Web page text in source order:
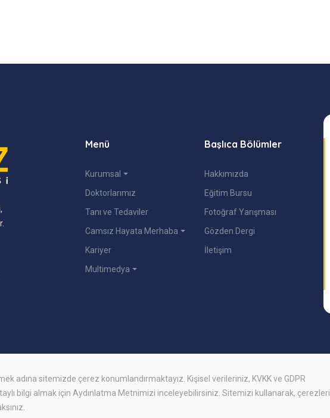
adına sitemizde çerez konumlandırmaktayız. Kişisel verileriniz, KVKK ve GDPR
bilgi almak için Aydınlatma Metnimizi inceleyebilirsiniz. Sitemizi kullanarak, çerezleri
Menü
Kurumsal
Doktorlarımız
Tanı ve Tedaviler
Camsız Hayata Merhaba
Kariyer
Multimedya
Başlıca Bölümler
Hakkımızda
Eğitim Bursu
Fotoğraf Yarışması
Gözden Dergi
İletişim